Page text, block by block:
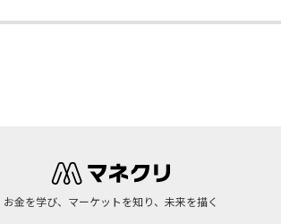
お金を学び、マーケットを知り、未来を描く